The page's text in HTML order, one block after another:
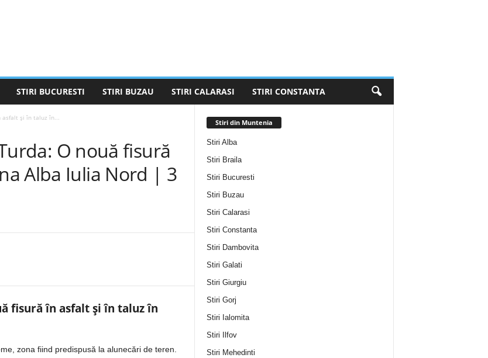
STIRI BUCURESTI STIRI BUZAU STIRI CALARASI STIRI CONSTANTA
asfalt și în taluz în...
O nouă fisură
Alba Iulia Nord | 3
fisură în asfalt și în taluz în
zona fiind predispusă la alunecări de teren.
Stiri din Muntenia
Stiri Alba
Stiri Braila
Stiri Bucuresti
Stiri Buzau
Stiri Calarasi
Stiri Constanta
Stiri Dambovita
Stiri Galati
Stiri Giurgiu
Stiri Gorj
Stiri Ialomita
Stiri Ilfov
Stiri Mehedinti